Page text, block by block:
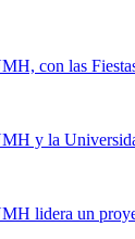
con las
y la
lidera un